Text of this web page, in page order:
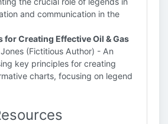
and communication in the
for Creating Effective Oil & Gas
(Fictitious Author) - An
key principles for creating
charts, focusing on legend